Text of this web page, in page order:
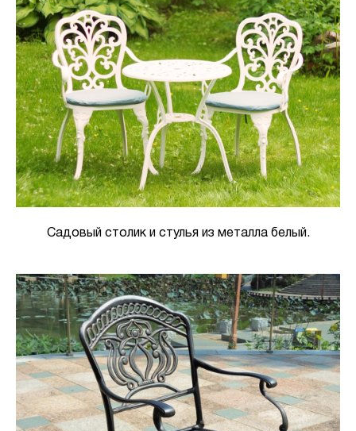
Садовый столик и стулья из металла белый.